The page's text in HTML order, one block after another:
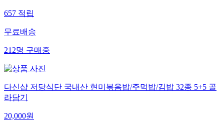
657적립
무료배송
212명구매중
다신샵 저당식단 국내산 현미볶음밥/주먹밥/김밥 32종 5+5 골
라담기
20,000원